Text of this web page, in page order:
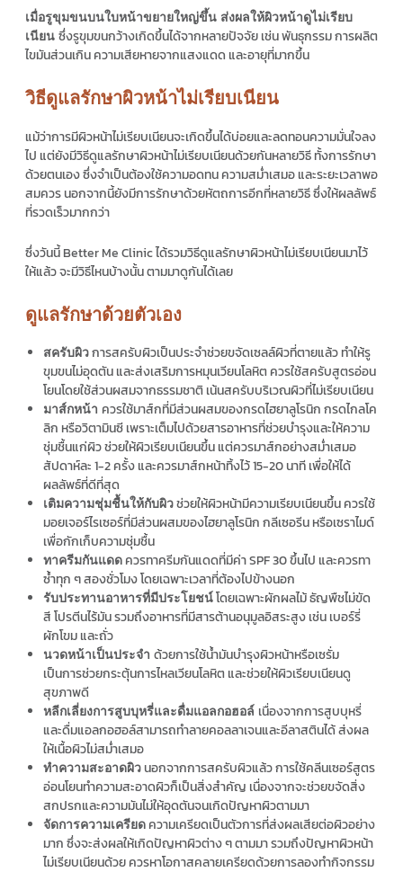
เมื่อรูขุมขนบนใบหน้าขยายใหญ่ขึ้น ส่งผลให้ผิวหน้าดูไม่เรียบ
เนียน ซึ่งรูขุมขนกว้างเกิดขึ้นได้จากหลายปัจจัย เช่น พันธุกรรม การผลิต
ไขมันส่วนเกิน ความเสียหายจากแสงแดด และอายุที่มากขึ้น
วิธีดูแลรักษาผิวหน้าไม่เรียบเนียน
แม้ว่าการมีผิวหน้าไม่เรียบเนียนจะเกิดขึ้นได้บ่อยและลดทอนความมั่นใจลง
ไป แต่ยังมีวิธีดูแลรักษาผิวหน้าไม่เรียบเนียนด้วยกันหลายวิธี ทั้งการรักษา
ด้วยตนเอง ซึ่งจำเป็นต้องใช้ความอดทน ความสม่ำเสมอ และระยะเวลาพอ
สมควร นอกจากนี้ยังมีการรักษาด้วยหัตถการอีกที่หลายวิธี ซึ่งให้ผลลัพธ์
ที่รวดเร็วมากกว่า
ซึ่งวันนี้ Better Me Clinic ได้รวมวิธีดูแลรักษาผิวหน้าไม่เรียบเนียนมาไว้
ให้แล้ว จะมีวิธีไหนบ้างนั้น ตามมาดูกันได้เลย
ดูแลรักษาด้วยตัวเอง
สครับผิวการสครับผิวเป็นประจำช่วยขจัดเซลล์ผิวที่ตายแล้ว ทำให้รู
ขุมขนไม่อุดตัน และส่งเสริมการหมุนเวียนโลหิต ควรใช้สครับสูตรอ่อน
โยนโดยใช้ส่วนผสมจากธรรมชาติ เน้นสครับบริเวณผิวที่ไม่เรียบเนียน
มาส์กหน้า ควรใช้มาส์กที่มีส่วนผสมของกรดไฮยาลูโรนิก กรดไกลโค
ลิก หรือวิตามินซี เพราะเต็มไปด้วยสารอาหารที่ช่วยบำรุงและให้ความ
ชุ่มชื้นแก่ผิว ช่วยให้ผิวเรียบเนียนขึ้น แต่ควรมาส์กอย่างสม่ำเสมอ
สัปดาห์ละ 1-2 ครั้ง และควรมาส์กหน้าทิ้งไว้ 15-20 นาที เพื่อให้ได้
ผลลัพธ์ที่ดีที่สุด
เติมความชุ่มชื้นให้กับผิวช่วยให้ผิวหน้ามีความเรียบเนียนขึ้น ควรใช้
มอยเจอร์ไรเซอร์ที่มีส่วนผสมของไฮยาลูโรนิก กลีเซอรีน หรือเซราไมด์
เพื่อกักเก็บความชุ่มชื้น
ทาครีมกันแดด ควรทาครีมกันแดดที่มีค่า SPF 30 ขึ้นไป และควรทา
ซ้ำทุก ๆ สองชั่วโมง โดยเฉพาะเวลาที่ต้องไปข้างนอก
รับประทานอาหารที่มีประโยชน์โดยเฉพาะผักผลไม้ ธัญพืชไม่ขัด
สี โปรตีนไร้มัน รวมถึงอาหารที่มีสารต้านอนุมูลอิสระสูง เช่น เบอร์รี่
ผักโขม และถั่ว
นวดหน้าเป็นประจำ ด้วยการใช้น้ำมันบำรุงผิวหน้าหรือเซรั่ม
เป็นการช่วยกระตุ้นการไหลเวียนโลหิต และช่วยให้ผิวเรียบเนียนดู
สุขภาพดี
หลีกเลี่ยงการสูบบุหรี่และดื่มแอลกอฮอล์ เนื่องจากการสูบบุหรี่
และดื่มแอลกอฮอล์สามารถทำลายคอลลาเจนและอีลาสตินได้ ส่งผล
ให้เนื้อผิวไม่สม่ำเสมอ
ทำความสะอาดผิว นอกจากการสครับผิวแล้ว การใช้คลีนเซอร์สูตร
อ่อนโยนทำความสะอาดผิวก็เป็นสิ่งสำคัญ เนื่องจากจะช่วยขจัดสิ่ง
สกปรกและความมันไม่ให้อุดตันจนเกิดปัญหาผิวตามมา
จัดการความเครียด ความเครียดเป็นตัวการที่ส่งผลเสียต่อผิวอย่าง
มาก ซึ่งจะส่งผลให้เกิดปัญหาผิวต่าง ๆ ตามมา รวมถึงปัญหาผิวหน้า
ไม่เรียบเนียนด้วย ควรหาโอกาสคลายเครียดด้วยการลองทำกิจกรรม